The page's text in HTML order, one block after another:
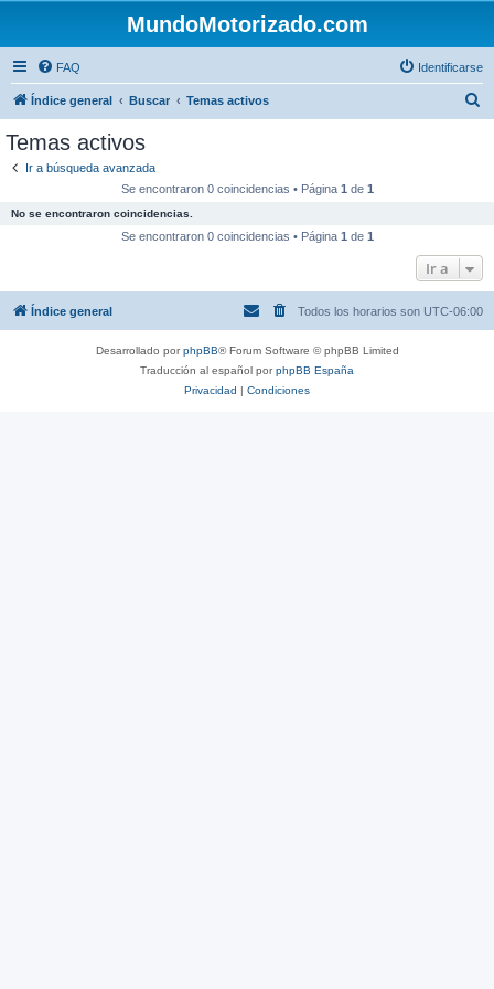
MundoMotorizado.com
FAQ Identificarse
Índice general Buscar Temas activos
Temas activos
Ir a búsqueda avanzada
Se encontraron 0 coincidencias • Página 1 de 1
No se encontraron coincidencias.
Se encontraron 0 coincidencias • Página 1 de 1
Ir a
Índice general Todos los horarios son UTC-06:00
Desarrollado porphpBB® Forum Software © phpBB Limited
Traducción al español porphpBB España
Privacidad | Condiciones